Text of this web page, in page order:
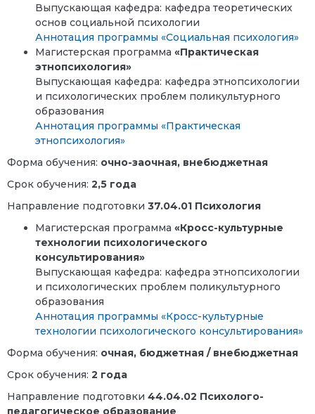
Выпускающая кафедра: кафедра теоретических
основ социальной психологии
Аннотация программы «Социальная психология»
Магистерская программа «Практическая
этнопсихология»
Выпускающая кафедра: кафедра этнопсихологии
и психологических проблем поликультурного
образования
Аннотация программы «Практическая
этнопсихология»
Форма обучения: очно-заочная, внебюджетная
Срок обучения: 2,5 года
Направление подготовки 37.04.01 Психология
Магистерская программа «Кросс-культурные
технологии психологического
консультирования»
Выпускающая кафедра: кафедра этнопсихологии
и психологических проблем поликультурного
образования
Аннотация программы «Кросс-культурные
технологии психологического консультирования»
Форма обучения: очная, бюджетная / внебюджетная
Срок обучения: 2 года
Направление подготовки 44.04.02 Психолого-
педагогическое образование